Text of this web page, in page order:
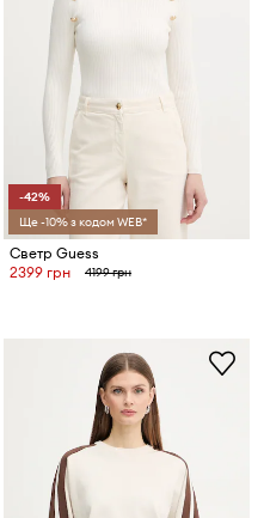
-42%
Ще -10% з кодом WEB*
Светр Guess
2399 грн
4199 грн